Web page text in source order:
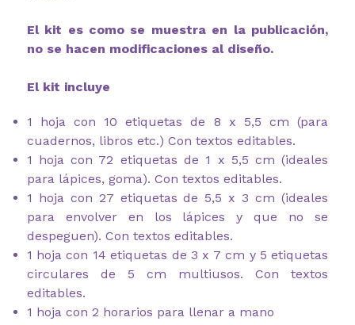
El kit es como se muestra en la publicación,
no se hacen modificaciones al diseño.
El kit incluye
1 hoja con 10 etiquetas de 8 x 5,5 cm (para
cuadernos, libros etc.) Con textos editables.
1 hoja con 72 etiquetas de 1 x 5,5 cm (ideales
para lápices, goma). Con textos editables.
1 hoja con 27 etiquetas de 5,5 x 3 cm (ideales
para envolver en los lápices y que no se
despeguen). Con textos editables.
1 hoja con 14 etiquetas de 3 x 7 cm y 5 etiquetas
circulares de 5 cm multiusos. Con textos
editables.
1 hoja con 2 horarios para llenar a mano